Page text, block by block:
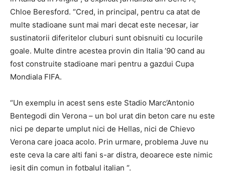
Chloe Beresford. “Cred, in principal, pentru ca atat de
multe stadioane sunt mai mari decat este necesar, iar
sustinatorii diferitelor cluburi sunt obisnuiti cu locurile
goale. Multe dintre acestea provin din Italia ’90 cand au
fost construite stadioane mari pentru a gazdui Cupa
Mondiala FIFA.
“Un exemplu in acest sens este Stadio Marc’Antonio
Bentegodi din Verona – un bol urat din beton care nu este
nici pe departe umplut nici de Hellas, nici de Chievo
Verona care joaca acolo. Prin urmare, problema Juve nu
este ceva la care alti fani s-ar distra, deoarece este nimic
iesit din comun in fotbalul italian “.